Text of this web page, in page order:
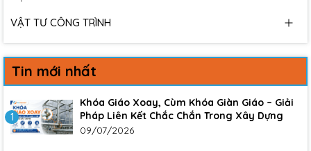
VẬT TƯ CÔNG TRÌNH
Tin mới nhất
1
Khóa Giáo Xoay, Cùm Khóa Giàn Giáo – Giải
Pháp Liên Kết Chắc Chắn Trong Xây Dựng
09/07/2026